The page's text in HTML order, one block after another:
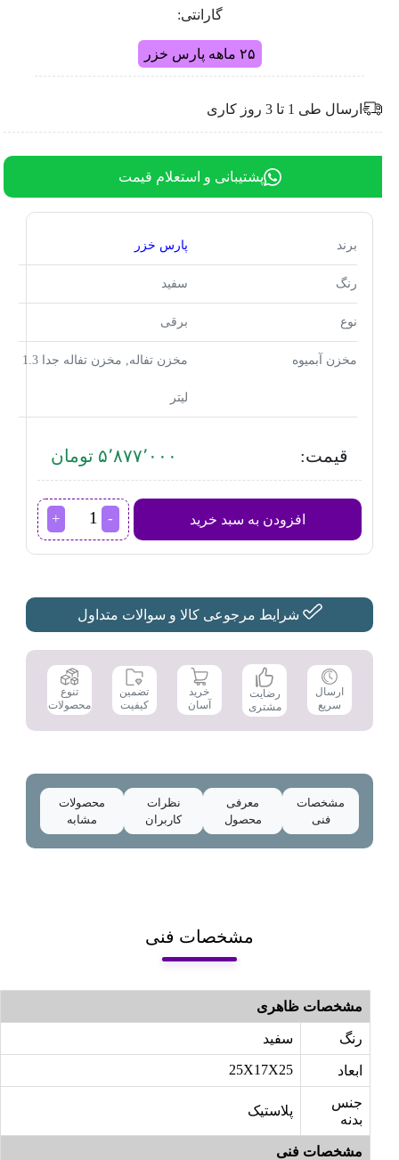
گارانتی:
ارسال طی 1 تا 3 روز کاری
پشتیبانی و استعلام قیمت
برند پارس خزر
رنگ سفید
برقی
مخزن آبمیوه مخزن تفاله, مخزن تفاله جدا 1.3
قیمت: ۵٬۸۷۷٬۰۰۰ تومان
افزودن به سبد خرید
ابمیوه
گیری
MANGO
عدد
شرایط مرجوعی کالا و سوالات متداول
ارسال
سریع
رضایت
مشتری
خرید
آسان
تضمین
کیفیت
تنوع
محصولات
مشخصات
فنی
معرفی
محصول
نظرات
کاربران
محصولات
مشابه
مشخصات فنی
مشخصات ظاهری
رنگ سفید
ابعاد 25X17X25
جنس
بدنه
پلاستیک
مشخصات فنی